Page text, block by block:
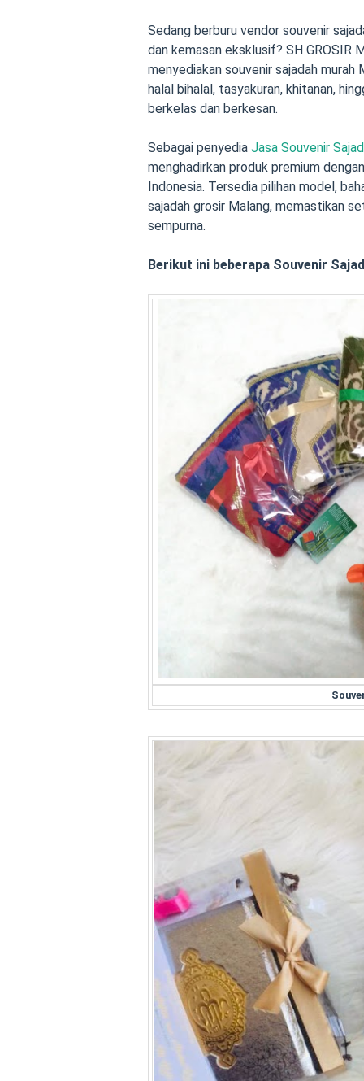
Sedang berburu vendor souvenir
dan kemasan eksklusif? SH GROSIR
menyediakan souvenir sajadah
halal bihalal, tasyakuran, khitanan,
berkelas dan berkesan.
Sebagai penyedia Jasa Souvenir
menghadirkan produk premium
Indonesia. Tersedia pilihan model,
sajadah grosir Malang, memastikan
sempurna.
Berikut ini beberapa Souvenir